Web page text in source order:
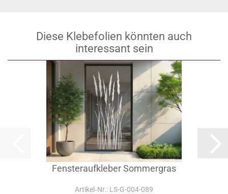
Diese Klebefolien könnten auch
interessant sein
Fensteraufkleber Sommergras
Artikel‑Nr.: LS-G-004-089